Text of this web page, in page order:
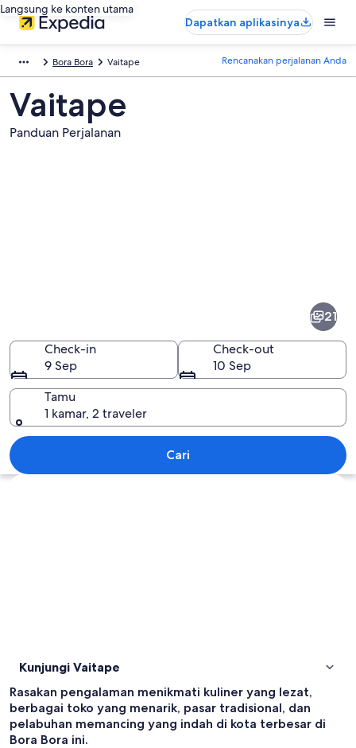
Langsung ke konten utama
Dapatkan aplikasinya
Bora Bora Vaitape Rencanakan perjalanan Anda
Vaitape
Panduan Perjalanan
21
Check-in
9 Sep
Check-out
10 Sep
Tamu
1 kamar, 2 traveler
Cari
Jelajahi peta
Kunjungi Vaitape
Rasakan pengalaman menikmati kuliner yang lezat,
berbagai toko yang menarik, pasar tradisional, dan
pelabuhan memancing yang indah di kota terbesar di
Bora Bora ini.